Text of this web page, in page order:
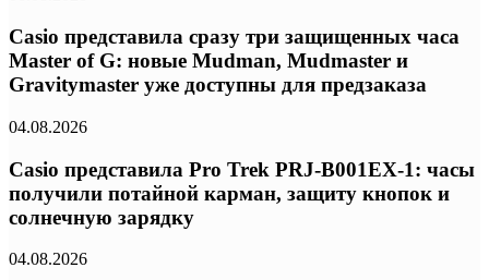
Casio представила сразу три защищенных часа
Master of G: новые Mudman, Mudmaster и
Gravitymaster уже доступны для предзаказа
04.08.2026
Casio представила Pro Trek PRJ-B001EX-1: часы
получили потайной карман, защиту кнопок и
солнечную зарядку
04.08.2026